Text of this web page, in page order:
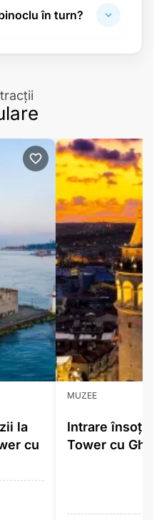
în turn?
la
cu
MUZEE
Intrare însoțită
Tower cu